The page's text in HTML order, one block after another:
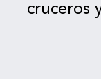
cruceros